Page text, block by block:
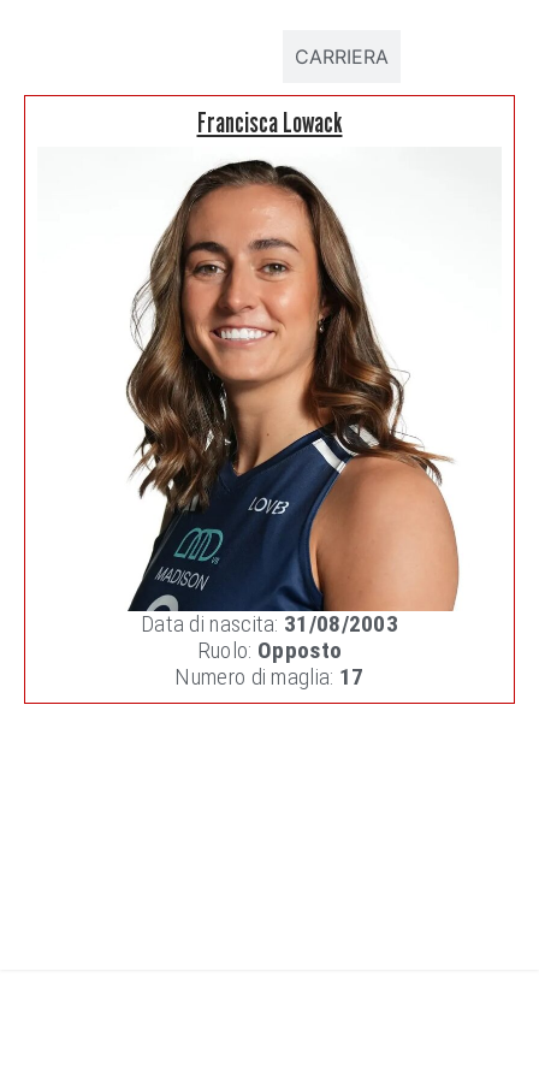
CARRIERA
Francisca Lowack
Data di nascita: 31/08/2003
Ruolo: Opposto
Numero di maglia: 17